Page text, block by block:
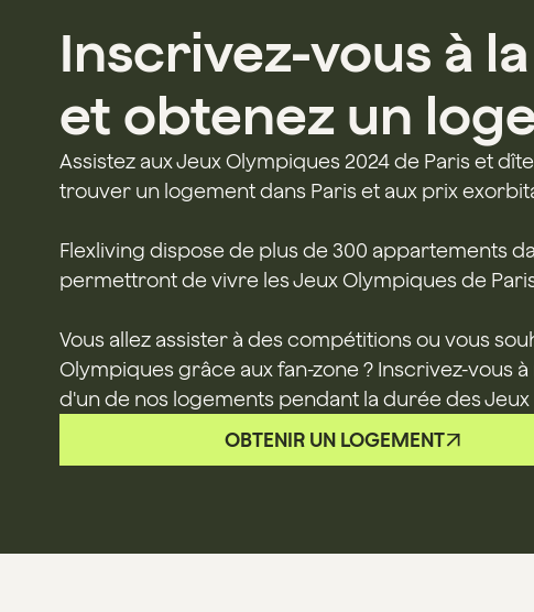
Inscrivez-vous à
et obtenez un
Assistez aux Jeux Olympiques 2024 de Paris et
trouver un logement dans Paris et aux prix
Flexliving dispose de plus de 300 appartements
permettront de vivre les Jeux Olympiques de
Vous allez assister à des compétitions ou vous
Olympiques grâce aux fan-zone ? Inscrivez-vous
d'un de nos logements pendant la durée des
OBTENIR UN LOGEMENT